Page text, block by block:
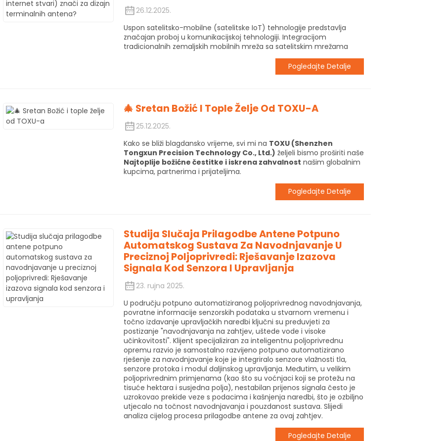
26.12.2025.
Uspon satelitsko-mobilne (satelitske IoT) tehnologije predstavlja
značajan proboj u komunikacijskoj tehnologiji. Integracijom
tradicionalnih zemaljskih mobilnih mreža sa satelitskim mrežama
Pogledajte Detalje
🎄 Sretan Božić I Tople Želje Od TOXU-A
25.12.2025.
Kako se bliži blagdansko vrijeme, svi mi na TOXU (Shenzhen
Tongxun Precision Technology Co., Ltd.) željeli bismo proširiti naše
Najtoplije božićne čestitke i iskrena zahvalnost našim globalnim
kupcima, partnerima i prijateljima.
Pogledajte Detalje
Studija Slučaja Prilagodbe Antene Potpuno
Automatskog Sustava Za Navodnjavanje U
Preciznoj Poljoprivredi: Rješavanje Izazova
Signala Kod Senzora I Upravljanja
23. rujna 2025.
U području potpuno automatiziranog poljoprivrednog navodnjavanja,
povratne informacije senzorskih podataka u stvarnom vremenu i
točno izdavanje upravljačkih naredbi ključni su preduvjeti za
postizanje "navodnjavanja na zahtjev, uštede vode i visoke
učinkovitosti". Klijent specijaliziran za inteligentnu poljoprivrednu
opremu razvio je samostalno razvijeno potpuno automatizirano
rješenje za navodnjavanje koje je integriralo senzore vlažnosti tla,
senzore protoka i modul daljinskog upravljanja. Međutim, u velikim
poljoprivrednim primjenama (kao što su voćnjaci koji se protežu na
tisuće hektara i susjedna polja), nestabilan prijenos signala često je
uzrokovao prekide veze s podacima i kašnjenja naredbi, što je ozbiljno
utjecalo na točnost navodnjavanja i pouzdanost sustava. Slijedi
analiza cijelog procesa prilagodbe antene za ovaj zahtjev.
Pogledajte Detalje